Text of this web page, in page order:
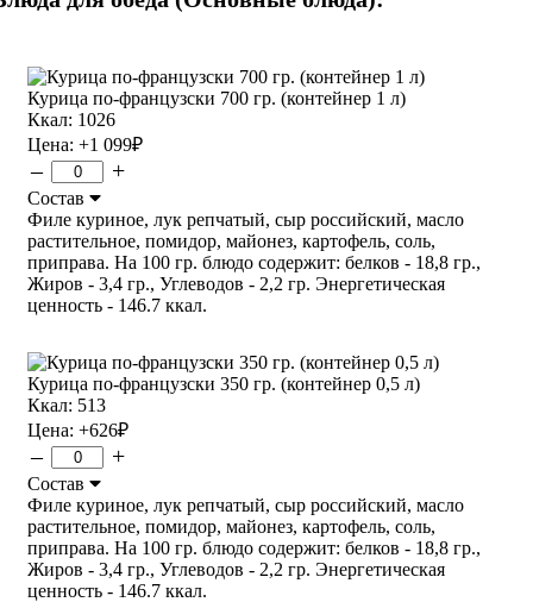
Курица по-французски 700 гр. (контейнер 1 л)
Ккал: 1026
Цена: +1 099₽
– +
Состав
Филе куриное, лук репчатый, сыр российский, масло
растительное, помидор, майонез, картофель, соль,
приправа. На 100 гр. блюдо содержит: белков - 18,8 гр.,
Жиров - 3,4 гр., Углеводов - 2,2 гр. Энергетическая
ценность - 146.7 ккал.
Курица по-французски 350 гр. (контейнер 0,5 л)
Ккал: 513
Цена: +626₽
– +
Состав
Филе куриное, лук репчатый, сыр российский, масло
растительное, помидор, майонез, картофель, соль,
приправа. На 100 гр. блюдо содержит: белков - 18,8 гр.,
Жиров - 3,4 гр., Углеводов - 2,2 гр. Энергетическая
ценность - 146.7 ккал.